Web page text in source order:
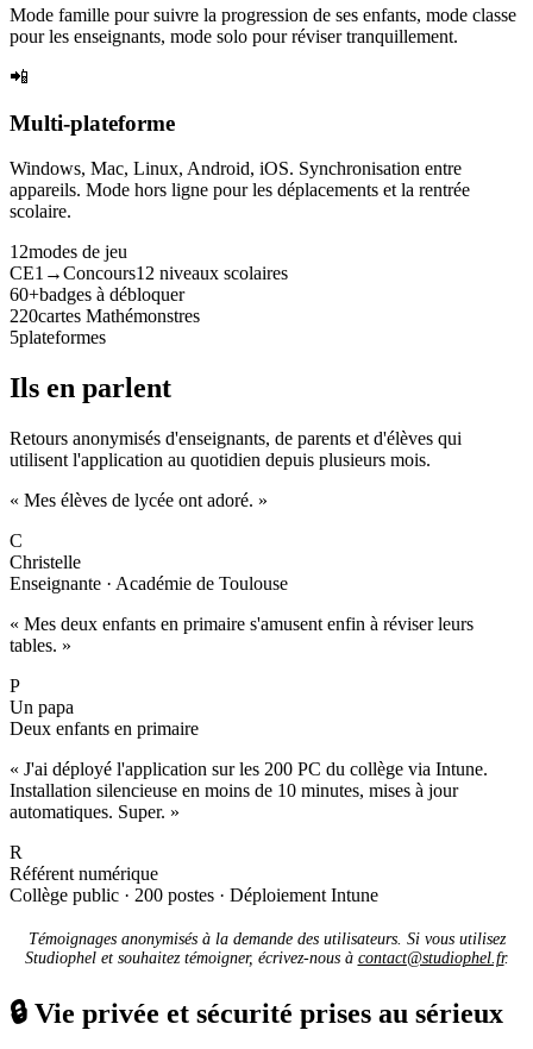
Mode famille pour suivre la progression de ses enfants, mode classe
pour les enseignants, mode solo pour réviser tranquillement.
📲
Multi-plateforme
Windows, Mac, Linux, Android, iOS. Synchronisation entre
appareils. Mode hors ligne pour les déplacements et la rentrée
scolaire.
12modes de jeu
CE1→Concours12 niveaux scolaires
60+badges à débloquer
220cartes Mathémonstres
5plateformes
Ils en parlent
Retours anonymisés d'enseignants, de parents et d'élèves qui
utilisent l'application au quotidien depuis plusieurs mois.
« Mes élèves de lycée ont adoré. »
C
Christelle
Enseignante · Académie de Toulouse
« Mes deux enfants en primaire s'amusent enfin à réviser leurs
tables. »
P
Un papa
Deux enfants en primaire
« J'ai déployé l'application sur les 200 PC du collège via Intune.
Installation silencieuse en moins de 10 minutes, mises à jour
automatiques. Super. »
R
Référent numérique
Collège public · 200 postes · Déploiement Intune
Témoignages anonymisés à la demande des utilisateurs. Si vous utilisez
Studiophel et souhaitez témoigner, écrivez-nous à contact@studiophel.fr.
🔒 Vie privée et sécurité prises au sérieux